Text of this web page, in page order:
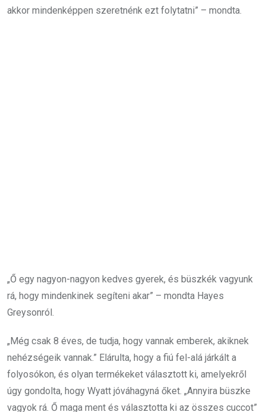
akkor mindenképpen szeretnénk ezt folytatni” – mondta.
„Ő egy nagyon-nagyon kedves gyerek, és büszkék vagyunk
rá, hogy mindenkinek segíteni akar” – mondta Hayes
Greysonról.
„Még csak 8 éves, de tudja, hogy vannak emberek, akiknek
nehézségeik vannak.” Elárulta, hogy a fiú fel-alá járkált a
folyosókon, és olyan termékeket választott ki, amelyekről
úgy gondolta, hogy Wyatt jóváhagyná őket. „Annyira büszke
vagyok rá. Ő maga ment és választotta ki az összes cuccot”